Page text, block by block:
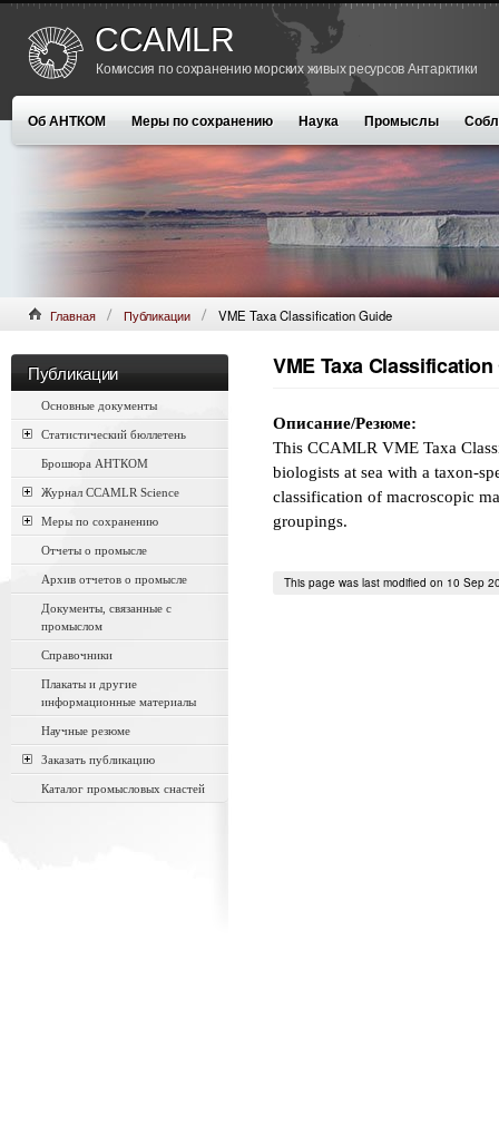
CCAMLR
Комиссия по сохранению морских живых ресурсов Антарктики
Об АНТКОМ Меры по сохранению Наука Промыслы
Главная Публикации VME Taxa Classification Guide
Публикации
Основные документы
Статистический бюллетень
Брошюра АНТКОМ
Журнал CCAMLR Science
Меры по сохранению
Отчеты о промысле
Архив отчетов о промысле
Документы, связанные с
промыслом
Справочники
Плакаты и другие
информационные материалы
Научные резюме
Заказать публикацию
Каталог промысловых снастей
VME Taxa
Описание/Резюме:
This CCAMLR VME Taxa
biologists at sea with a taxon-
classification of macroscopic
groupings.
This page was last modified on 10 Sep